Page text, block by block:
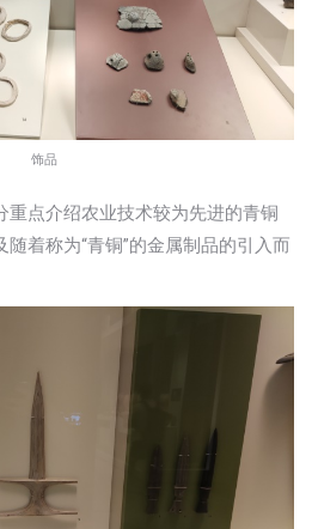
饰品
重点介绍农业技术较为先进的青铜
着称为“青铜”的金属制品的引入而